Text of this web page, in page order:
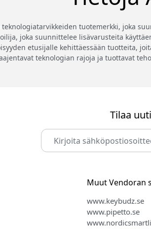
tuotemerkki, joka
joka suunnittelee lisävarusteita
etusijalle kehittäessään tuotteita,
teknologian rajoja ja tuottavat
Tilaa
Muut Vendoran
www.keybudz.se
www.pipetto.se